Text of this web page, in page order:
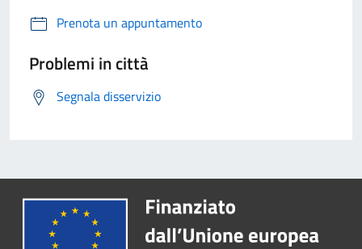
Prenota un appuntamento
Problemi in città
Segnala disservizio